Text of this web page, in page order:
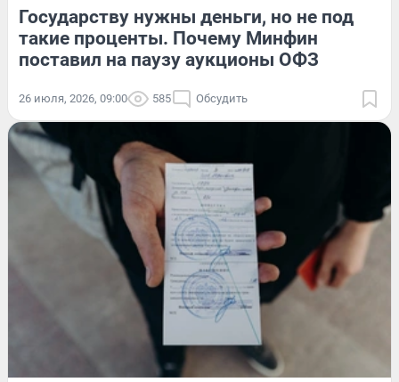
Государству нужны деньги, но не под
такие проценты. Почему Минфин
поставил на паузу аукционы ОФЗ
26 июля, 2026, 09:00 585 Обсудить